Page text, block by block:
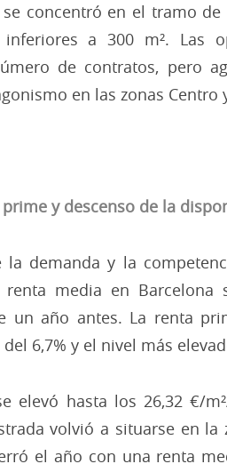
concentró en el tramo
a 300 m². Las
de contratos, pero
en las zonas Centro
y descenso de la
la demanda y la
media en
un año antes. La renta
6,7% y el nivel más
elevó hasta los 26,32 €/
volvió a situarse en
el año con una renta